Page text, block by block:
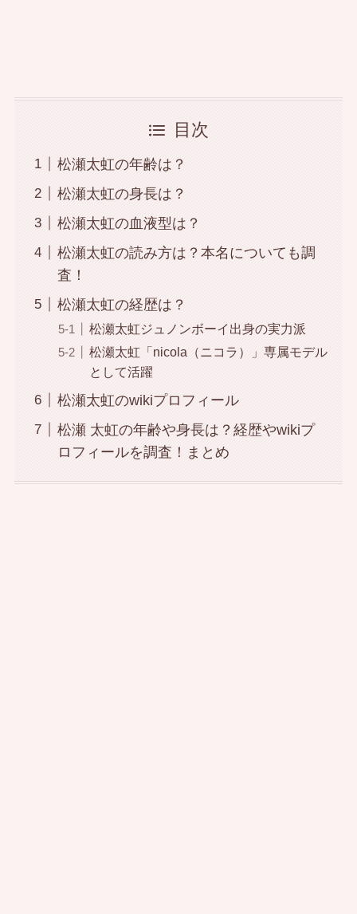
目次
松瀬太虹の年齢は？
松瀬太虹の身長は？
松瀬太虹の血液型は？
松瀬太虹の読み方は？本名についても調
査！
松瀬太虹の経歴は？
松瀬太虹ジュノンボーイ出身の実力派
松瀬太虹「nicola（ニコラ）」専属モデル
として活躍
松瀬太虹のwikiプロフィール
松瀬 太虹の年齢や身長は？経歴やwikiプ
ロフィールを調査！まとめ